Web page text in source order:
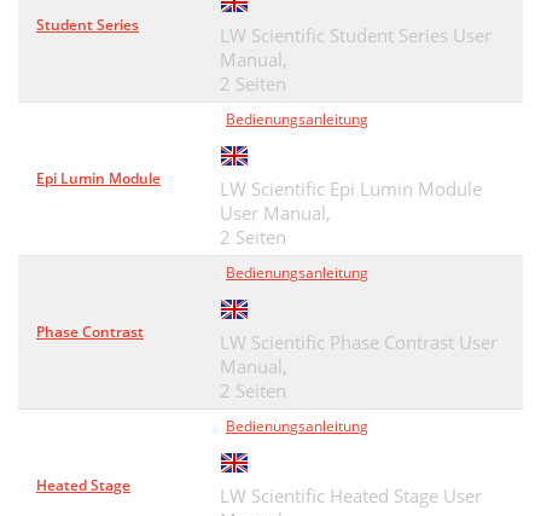
Student Series
LW Scientific Student Series User
Manual,
2 Seiten
Epi Lumin Module
Bedienungsanleitung
LW Scientific Epi Lumin Module
User Manual,
2 Seiten
Phase Contrast
Bedienungsanleitung
LW Scientific Phase Contrast User
Manual,
2 Seiten
Heated Stage
Bedienungsanleitung
LW Scientific Heated Stage User